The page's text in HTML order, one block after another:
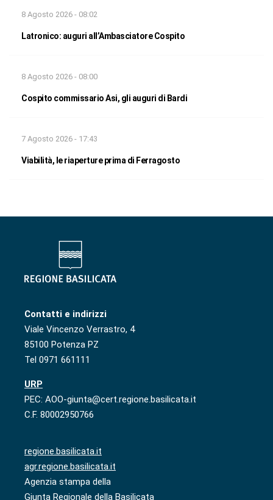
8 Agosto 2026 - 08:02
Latronico: auguri all’Ambasciatore Cospito
8 Agosto 2026 - 08:00
Cospito commissario Asi, gli auguri di Bardi
7 Agosto 2026 - 17:43
Viabilità, le riaperture prima di Ferragosto
Contatti e indirizzi
Viale Vincenzo Verrastro, 4
85100 Potenza PZ
Tel 0971 661111
URP
PEC: AOO-giunta@cert.regione.basilicata.it
C.F. 80002950766
regione.basilicata.it
agr.regione.basilicata.it
Agenzia stampa della
Giunta Regionale della Basilicata